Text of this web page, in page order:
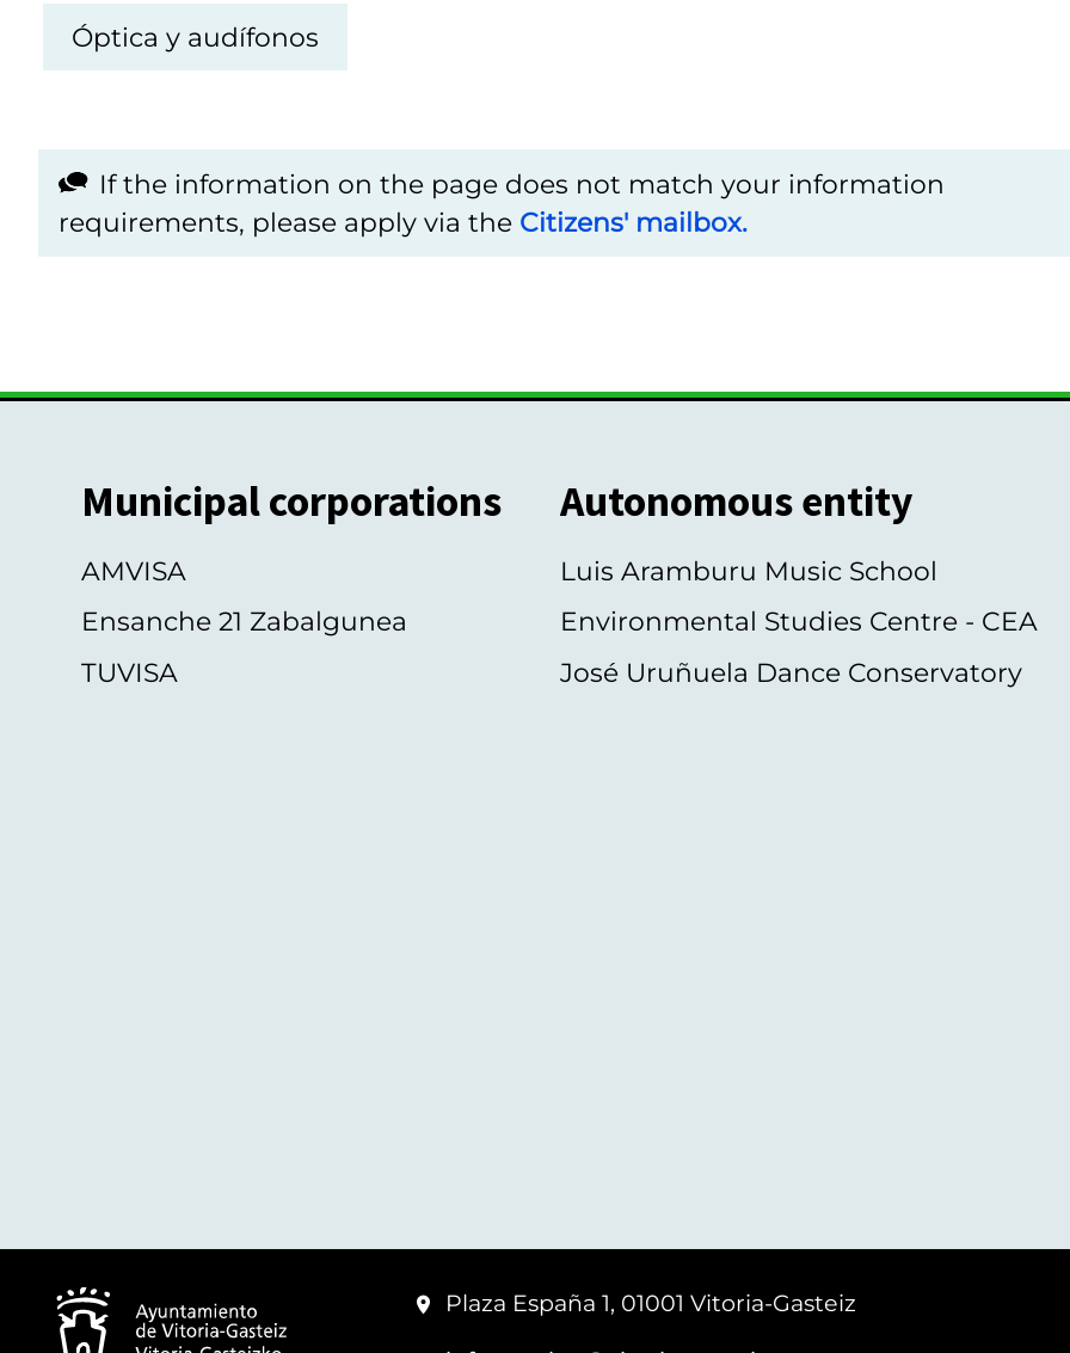
Óptica y audífonos
If the information on the page does not match your information
requirements, please apply via the Citizens' mailbox.
Municipal corporations
AMVISA
Ensanche 21 Zabalgunea
TUVISA
Autonomous entity
Luis Aramburu Music School
Environmental Studies Centre - CEA
José Uruñuela Dance Conservatory
Plaza España 1, 01001 Vitoria-Gasteiz